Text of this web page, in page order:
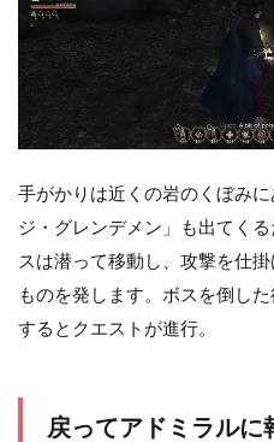
手がかりは近くの岩のくぼみ
ジ・グレンデメン」も出てく
スは潜って移動し、攻撃を仕
ものを発します。ボスを倒し
するとクエストが進行。
戻ってアドミラルに